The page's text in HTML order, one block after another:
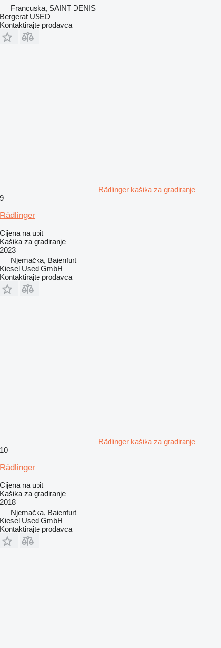
Francuska, SAINT DENIS
Bergerat USED
Kontaktirajte prodavca
Rädlinger kašika za gradiranje
9
Rädlinger
Cijena na upit
Kašika za gradiranje
2023
Njemačka, Baienfurt
Kiesel Used GmbH
Kontaktirajte prodavca
Rädlinger kašika za gradiranje
10
Rädlinger
Cijena na upit
Kašika za gradiranje
2018
Njemačka, Baienfurt
Kiesel Used GmbH
Kontaktirajte prodavca